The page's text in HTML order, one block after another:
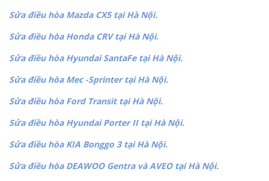
Sửa điều hòa Mazda CX5 tại Hà Nội.
Sửa điều hòa Honda CRV tại Hà Nội.
Sửa điều hòa Hyundai SantaFe tại Hà Nội.
Sửa điều hòa Mec -Sprinter tại Hà Nội.
Sửa điều hòa Ford Transit tại Hà Nội.
Sửa điều hòa Hyundai Porter II tại Hà Nội.
Sửa điều hòa KIA Bonggo 3 tại Hà Nội.
Sửa điều hòa DEAWOO Gentra và AVEO tại Hà Nội.